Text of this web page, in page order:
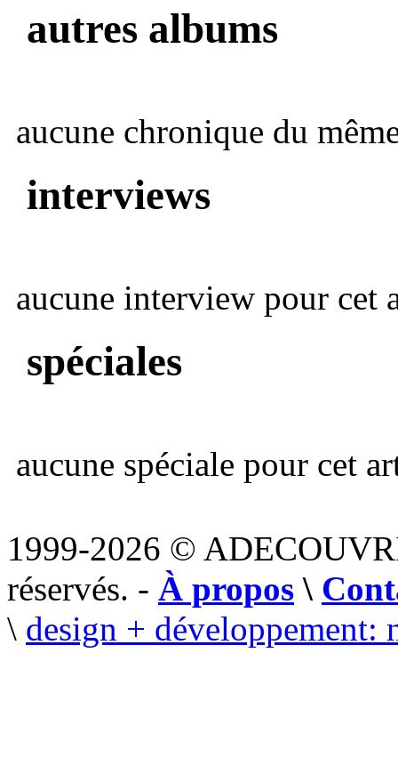
autres albums
aucune chronique du
interviews
aucune interview pour cet
spéciales
aucune spéciale pour cet
1999-2026 ©
réservés. - À propos \
\ design + développement: